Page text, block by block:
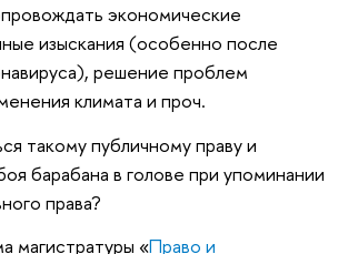
экономические
изыскания (особенно после
решение проблем
климата и проч.
такому публичному праву и
барабана в голове при упоминании
права?
магистратуры «Право и